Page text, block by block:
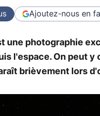
Ajoutez-nous en
une photographie
l'espace. On peut y
brièvement lors